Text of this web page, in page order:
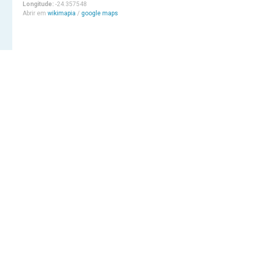
Longitude: -24.357548
Abrir em wikimapia / google maps